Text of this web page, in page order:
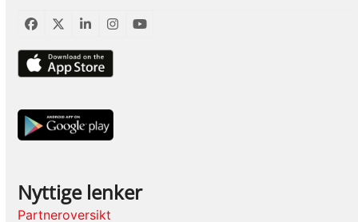
Facebook
TwitterLinkedInInstagram
YouTube
Nyttige lenker
Partneroversikt